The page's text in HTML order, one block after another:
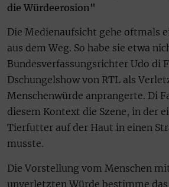
die Würdeerosion"
Die Medienaufsicht gehe oftmals
aus dem Weg. So habe sie etwa
Bundesverfassungsrichter Udo di
Dschungelshow von RTL als
Menschenwürde anprangerte. Di
diesem Kontext die Szene, in der
Tierfutter auf der Haut in einen
musste.
Die Vorstellung vom Menschen
unverletzten Würde bestimme